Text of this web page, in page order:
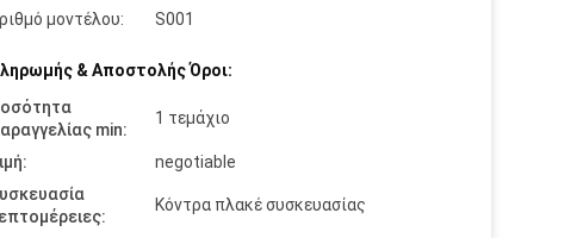
μοντέλου:
S001
& Αποστολής Όροι:
min:
1 τεμάχιο
negotiable
Κόντρα πλακέ συσκευασίας